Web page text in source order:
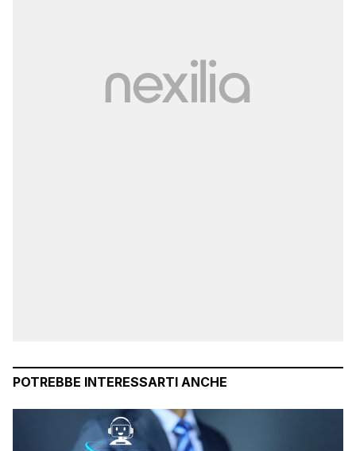
POTREBBE INTERESSARTI ANCHE